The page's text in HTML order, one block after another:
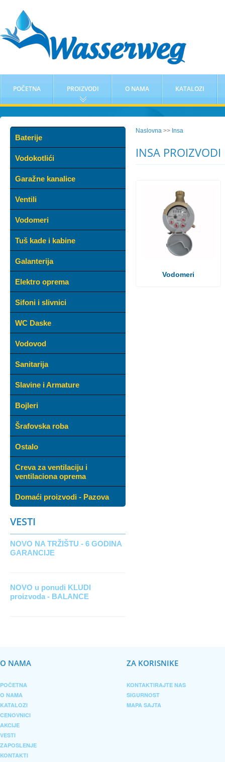
POČETNA PROIZVODI O NAMA KATALOZI
Baterije
Vodokotlići
Garažne kanalice
Ventili
Vodomeri
Tuš kade i kabine
Galanterija
Elektro oprema
Sifoni i slivnici
WC Daske
Vodovod
Sanitarija
Slavine i Armature
Bojleri
Šrafovska roba
Ostalo
Creva za ventilaciju i
ventilaciona oprema
Domaći proizvodi - Pazova
VESTI
NOVO NA TRŽIŠTU - 6 GODINA
GARANCIJE
NOVO u ponudi KLUDI
proizvoda - BALANCE
Naslovna >> Insa
INSA PROIZVODI
Vodomeri
O NAMA
POČETNA
O NAMA
KATALOZI
CENOVNICI
AKCIJE
VESTI
ZAPOSLENJE
KONTAKTI
ZA KORISNIKE
KONTAKTIRAJTE NAS
SIGURNOST
MAPA SAJTA